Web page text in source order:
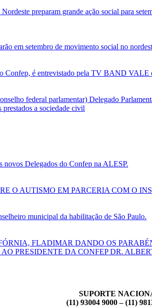
preparam grande ação social para
em setembro de movimento social no
é entrevistado pela TV BAND VALE
federal parlamentar) Delegado
a sociedade civil
novos Delegados do Confep na ALESP.
O AUTISMO EM PARCERIA COM O
municipal da habilitação de São Paulo.
FLADIMAR DANDO OS
PRESIDENTE DA CONFEP DR.
SUPORTE
(11) 93004 9000 – (11)